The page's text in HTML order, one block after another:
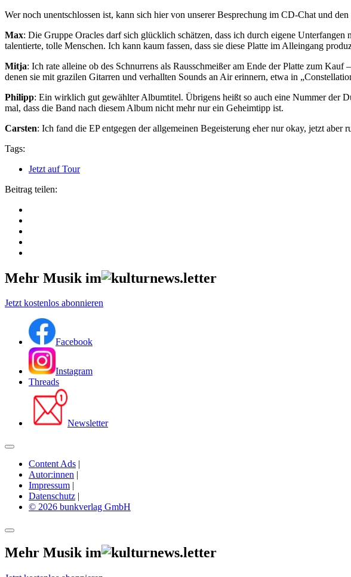
Wer noch unentschlossen ist, kann sich hier von unserer Besprechung im CD-Chat und
Max: Die Gruppe Oracles darf sich glücklich schätzen, dass ich durch eigene
talentierte, tolle Menschen. Ich kann kaum fassen, dass sie diese Platte im Alleingang
Mitja: Ich rate alleine ob des Schnurrens als Rausschmeißer am Ende der Platte zum
denen sie mit grazilen Gitarren und verhallten Sounds an Air erinnern, etwa in
Philipp: Ein wirklich gut gewählter Albumtitel. Übrigens heißt so auch eine Nummer der
mal, dass die Band nach diesem Album nicht mehr nur ein Geheimtipp ist.
Carsten: Ich fand die EP entgegen der allgemeinen Begeisterung eher nur okay, jetzt
Tags:
Jetzt auf Tour
Beitrag teilen:
Mehr Musik im
Jetzt kostenlos abonnieren
Facebook
Instagram
Threads
Newsletter
Content Ads |
Autor:innen |
Impressum |
Datenschutz |
© 2026 bunkverlag GmbH
Mehr Musik im